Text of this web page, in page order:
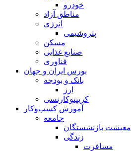
خودرو
مناطق آزاد
انرژی
پتروشیمی
مسکن
صنایع غذایی
فناوری
بورس ایران و جهان
بانک و بودجه
ارز
کریپتوکارنسی
آموزش کسب‌وکار
جامعه
معیشت بازنشستگان
زندگی
مسافرت